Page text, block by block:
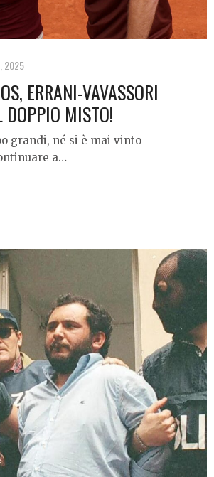
2025
ERRANI-VAVASSORI
MISTO!
grandi, né si è mai vinto
a…